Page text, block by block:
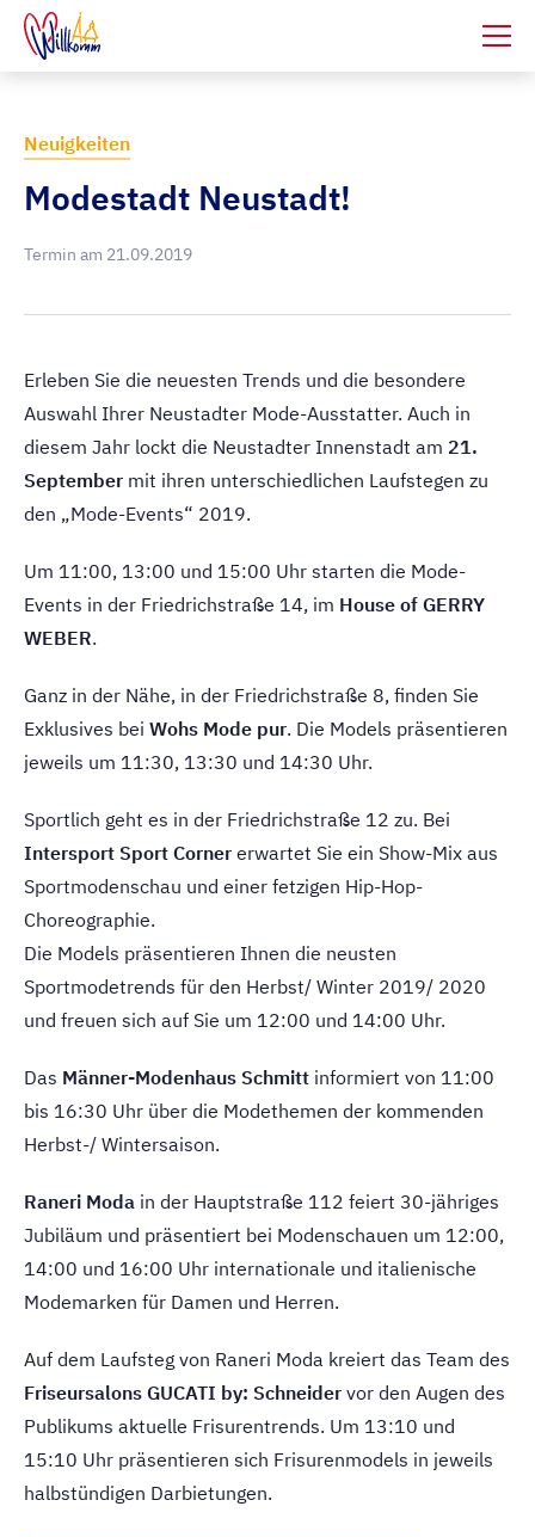
Neuigkeiten
Modestadt Neustadt!
Termin am 21.09.2019
Erleben Sie die neuesten Trends und die besondere
Auswahl Ihrer Neustadter Mode-Ausstatter. Auch in
diesem Jahr lockt die Neustadter Innenstadt am 21.
September mit ihren unterschiedlichen Laufstegen zu
den „Mode-Events“ 2019.
Um 11:00, 13:00 und 15:00 Uhr starten die Mode-
Events in der Friedrichstraße 14, im House of GERRY
WEBER.
Ganz in der Nähe, in der Friedrichstraße 8, finden Sie
Exklusives bei Wohs Mode pur. Die Models präsentieren
jeweils um 11:30, 13:30 und 14:30 Uhr.
Sportlich geht es in der Friedrichstraße 12 zu. Bei
Intersport Sport Corner erwartet Sie ein Show-Mix aus
Sportmodenschau und einer fetzigen Hip-Hop-
Choreographie.
Die Models präsentieren Ihnen die neusten
Sportmodetrends für den Herbst/ Winter 2019/ 2020
und freuen sich auf Sie um 12:00 und 14:00 Uhr.
Das Männer-Modenhaus Schmitt informiert von 11:00
bis 16:30 Uhr über die Modethemen der kommenden
Herbst-/ Wintersaison.
Raneri Moda in der Hauptstraße 112 feiert 30-jähriges
Jubiläum und präsentiert bei Modenschauen um 12:00,
14:00 und 16:00 Uhr internationale und italienische
Modemarken für Damen und Herren.
Auf dem Laufsteg von Raneri Moda kreiert das Team des
Friseursalons GUCATI by: Schneider vor den Augen des
Publikums aktuelle Frisurentrends. Um 13:10 und
15:10 Uhr präsentieren sich Frisurenmodels in jeweils
halbstündigen Darbietungen.